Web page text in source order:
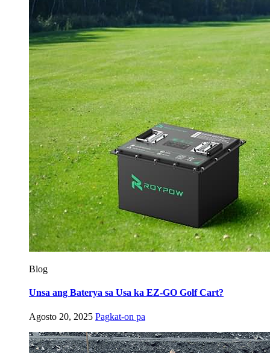
Blog
Unsa ang Baterya sa Usa ka EZ-GO Golf Cart?
Agosto 20, 2025 Pagkat-on pa